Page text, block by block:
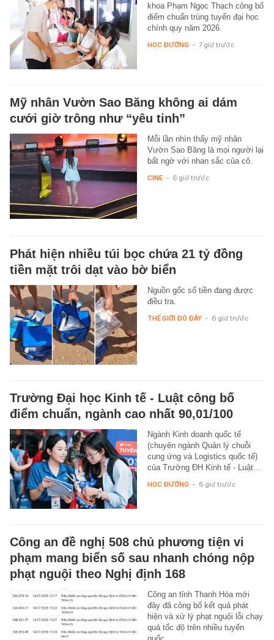
khoa Phạm Ngọc Thạch công bố
điểm chuẩn trúng tuyển đại học
chính quy năm 2026.
HỌC ĐƯỜNG - 7 giờ trước
Mỹ nhân Vườn Sao Băng không ai dám
cưới giờ trông như “yêu tinh”
Mỗi lần nhìn thấy mỹ nhân
Vườn Sao Băng là mọi người lại
bất ngờ với nhan sắc của cô.
CINE - 6 giờ trước
Phát hiện nhiều túi bọc chứa 21 tỷ đồng
tiền mặt trôi dạt vào bờ biển
Nguồn gốc số tiền đang được
điều tra.
THẾ GIỚI ĐÓ ĐÂY - 6 giờ trước
Trường Đại học Kinh tế - Luật công bố
điểm chuẩn, ngành cao nhất 90,01/100
Ngành Kinh doanh quốc tế
(chuyên ngành Quản lý chuỗi
cung ứng và Logistics quốc tế)
của Trường ĐH Kinh tế - Luật…
HỌC ĐƯỜNG - 6 giờ trước
Công an đề nghị 508 chủ phương tiện vi
phạm mang biển số sau nhanh chóng nộp
phạt nguội theo Nghị định 168
Công an tỉnh Thanh Hóa mới
đây đã công bố kết quả phát
hiện và xử lý phạt nguội lỗi chạy
quá tốc độ trên nhiều tuyến